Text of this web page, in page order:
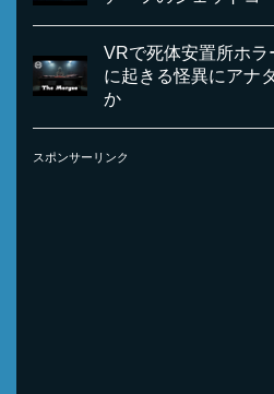
VRで死体安置所ホラ
に起きる怪異にアナ
か
スポンサーリンク